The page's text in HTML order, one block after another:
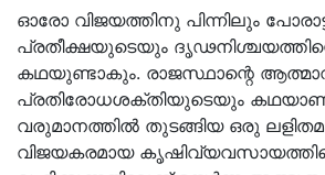
ഓരോ വിജയത്തിനു പിന്നിലും
പ്രതീക്ഷയുടെയും
കഥയുണ്ടാകും. രാജസ്ഥാന്റെ
പ്രതിരോധശക്തിയുടെയും
വരുമാനത്തിൽ തുടങ്ങിയ ഒരു
വിജയകരമായ